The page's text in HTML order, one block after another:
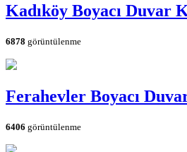
Kadıköy Boyacı Duvar
6878 görüntülenme
Ferahevler Boyacı Duvar
6406 görüntülenme